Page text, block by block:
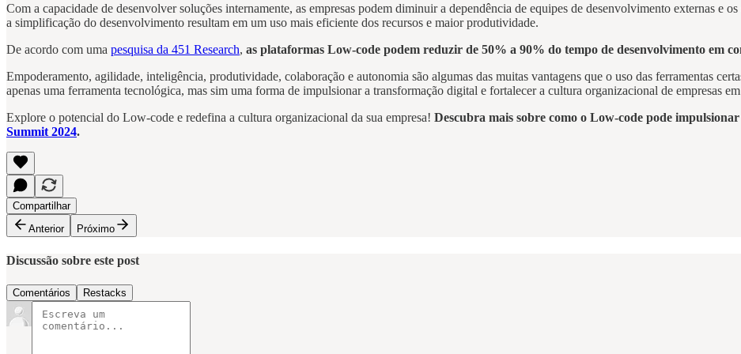
Com a capacidade de desenvolver soluções internamente, as empresas podem diminuir a dependência de equipes de desenvolvimento externas e
a simplificação do desenvolvimento resultam em um uso mais eficiente dos recursos e maior produtividade.
De acordo com uma pesquisa da 451 Research, as plataformas Low-code podem reduzir de 50% a 90% do tempo de desenvolvimento em
Empoderamento, agilidade, inteligência, produtividade, colaboração e autonomia são algumas das muitas vantagens que o uso das ferramentas
apenas uma ferramenta tecnológica, mas sim uma forma de impulsionar a transformação digital e fortalecer a cultura organizacional de empresas
Explore o potencial do Low-code e redefina a cultura organizacional da sua empresa! Descubra mais sobre como o Low-code pode
Summit 2024.
Compartilhar
Anterior
Próximo
Discussão sobre este post
Comentários Restacks